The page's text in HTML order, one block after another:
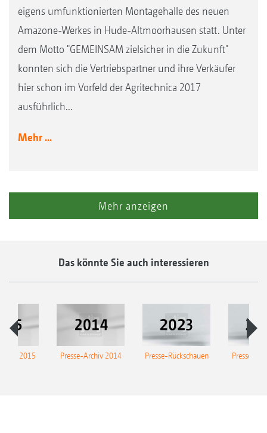
eigens umfunktionierten Montagehalle des neuen
Amazone-Werkes in Hude-Altmoorhausen statt. Unter
dem Motto "GEMEINSAM zielsicher in die Zukunft"
konnten sich die Vertriebspartner und ihre Verkäufer
hier schon im Vorfeld der Agritechnica 2017
ausführlich...
Mehr ...
Mehr anzeigen
Das könnte Sie auch interessieren
2015 Presse-Archiv 2014 Presse-Rückschauen Presse-